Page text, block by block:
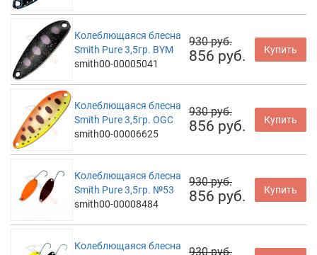
Колеблющаяся блесна
Smith Pure 3,5гр. BYM
smith00-00005041
930 руб.
856 руб. Купить
Колеблющаяся блесна
Smith Pure 3,5гр. OGC
smith00-00006625
930 руб.
856 руб. Купить
Колеблющаяся блесна
Smith Pure 3,5гр. №53
smith00-00008484
930 руб.
856 руб. Купить
Колеблющаяся блесна
930 руб.